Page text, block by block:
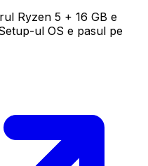
Ryzen 5 + 16 GB e
ul OS e pasul pe